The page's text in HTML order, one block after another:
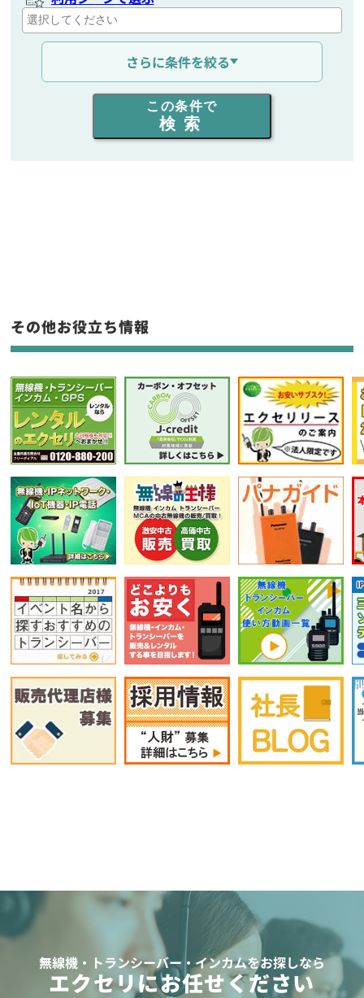
通信距離を選ぶ
出力を選ぶ
同時通話人数を選ぶ
フリーワード入力(製品名等)
選択条件をリセット
さらに条件を絞る
この条件で
検索
その他お役立ち情報
無線機・トランシーバー・インカムをお探しなら
エクセリにお任せください